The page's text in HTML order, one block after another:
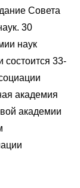
Совета
30
наук
33-
академия
академии